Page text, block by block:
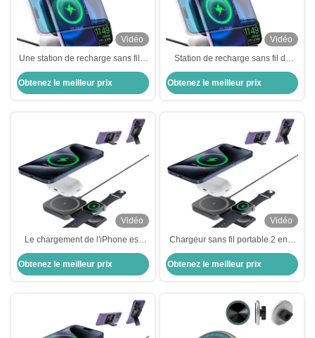
Vidéo
Une station de recharge sans fil 3
en 1
Obtenez le meilleur prix
Vidéo
Station de recharge sans fil de
bureau 3 en 1
Obtenez le meilleur prix
Vidéo
Le chargement de l'iPhone est
polyvalent
Obtenez le meilleur prix
Vidéo
Chargeur sans fil portable 2 en 1
pour iPhone Chargeur sans fil
magnétique pour téléphone
intelligent
Obtenez le meilleur prix